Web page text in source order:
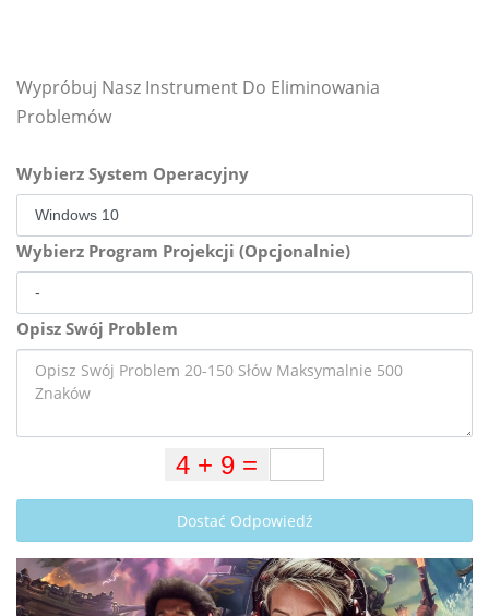
Wypróbuj Nasz Instrument Do Eliminowania
Problemów
Wybierz System Operacyjny
Wybierz Program Projekcji (Opcjonalnie)
Opisz Swój Problem
Dostać Odpowiedź